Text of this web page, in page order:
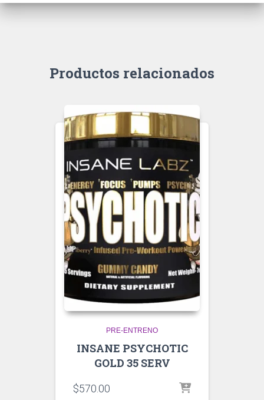
Productos relacionados
PRE-ENTRENO
INSANE PSYCHOTIC
GOLD 35 SERV
$570.00